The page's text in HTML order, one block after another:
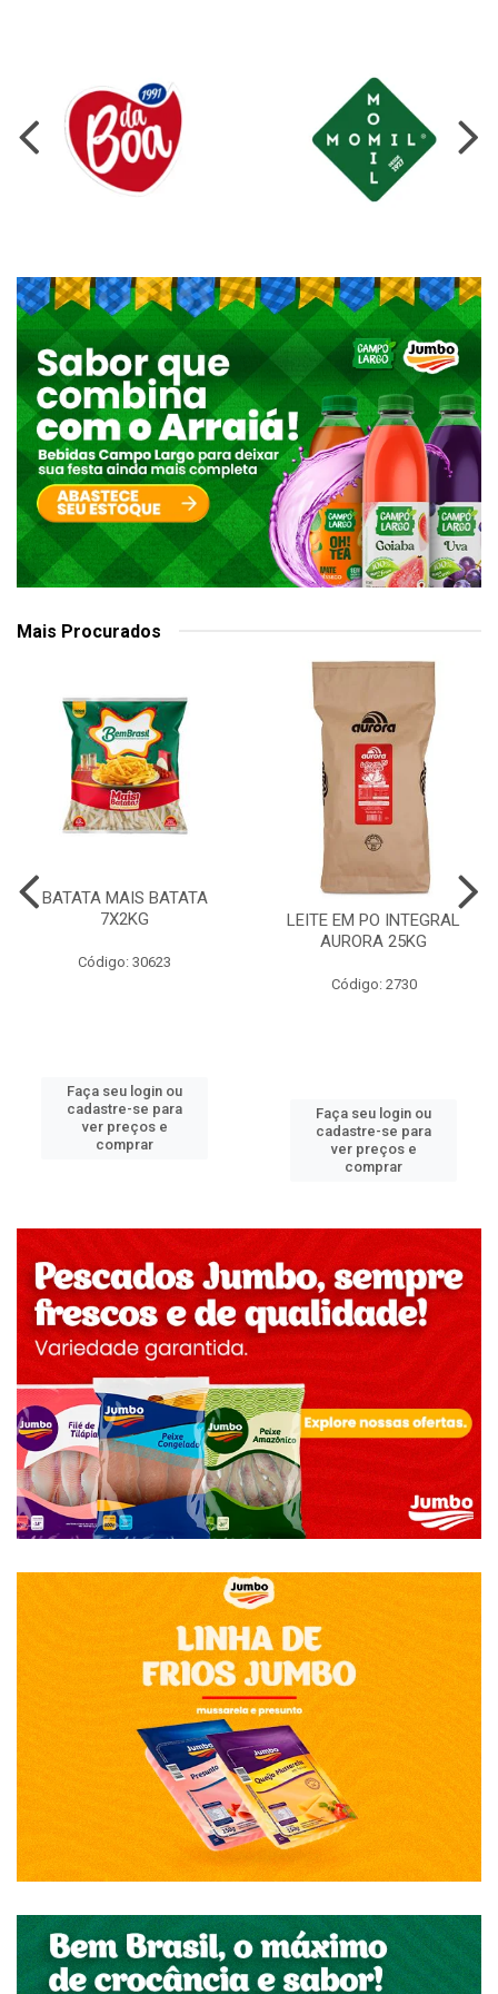
Mais Procurados
BATATA MAIS BATATA
7X2KG
Código: 30623
Faça seu login ou
cadastre-se para
ver preços e
comprar
LEITE EM PO INTEGRAL
AURORA 25KG
Código: 2730
Faça seu login ou
cadastre-se para
ver preços e
comprar